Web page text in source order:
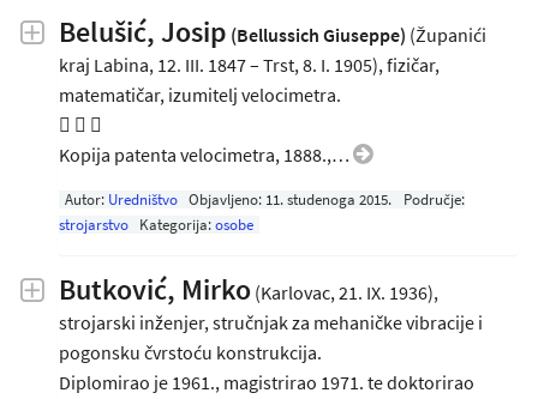
Belušić, Josip (Bellussich Giuseppe) (Županići
kraj Labina, 12. III. 1847 – Trst, 8. I. 1905), fizičar,
matematičar, izumitelj velocimetra.
  
Kopija patenta velocimetra, 1888.,…
Autor: Uredništvo Objavljeno: 11. studenoga 2015.
Područje:
strojarstvo
Kategorija:osobe
Butković, Mirko (Karlovac, 21. IX. 1936),
strojarski inženjer, stručnjak za mehaničke vibracije i
pogonsku čvrstoću konstrukcija.
Diplomirao je 1961., magistrirao 1971. te doktorirao